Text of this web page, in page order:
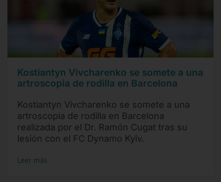
Kostiantyn Vivcharenko se somete a una
artroscopia de rodilla en Barcelona
Kostiantyn Vivcharenko se somete a una
artroscopia de rodilla en Barcelona
realizada por el Dr. Ramón Cugat tras su
lesión con el FC Dynamo Kyiv.
Leer más